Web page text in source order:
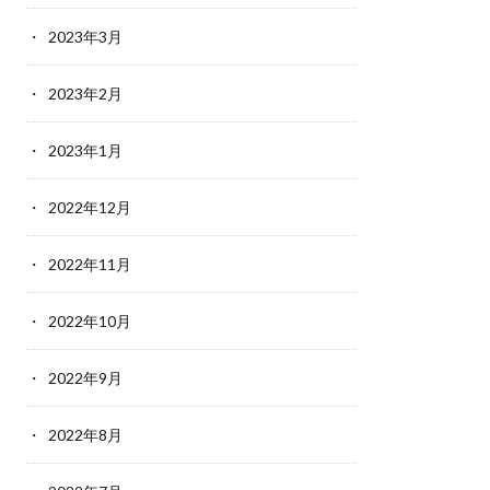
2023年3月
2023年2月
2023年1月
2022年12月
2022年11月
2022年10月
2022年9月
2022年8月